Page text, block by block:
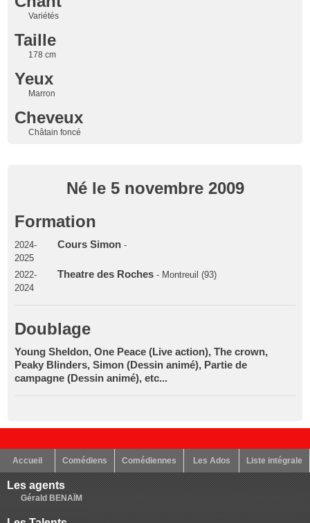
Variétés
Taille
178 cm
Yeux
Marron
Cheveux
Châtain foncé
Né le 5 novembre 2009
Formation
2024-
2025
Cours Simon-
2022-
2024
Theatre des Roches- Montreuil (93)
Doublage
Young Sheldon, One Peace (Live action), The crown,
Peaky Blinders, Simon (Dessin animé), Partie de
campagne (Dessin animé), etc...
Accueil Comédiens Comédiennes Les Ados Liste intégrale
Les agents
Gérald BENAÏM